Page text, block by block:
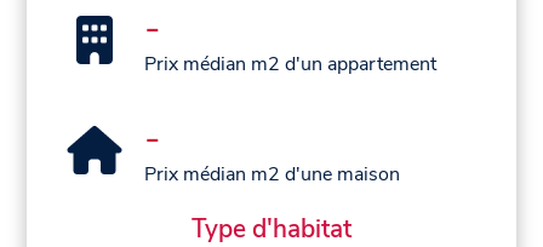
-
Prix médian m2 d'un appartement
-
Prix médian m2 d'une maison
Type d'habitat